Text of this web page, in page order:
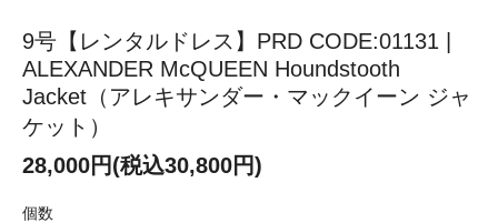
9号【レンタルドレス】PRD CODE:01131 |
ALEXANDER McQUEEN Houndstooth
Jacket（アレキサンダー・マックイーン ジャ
ケット）
28,000円(税込30,800円)
個数